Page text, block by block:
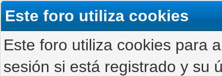
Este foro utiliza cookies
Este foro utiliza cookies para
sesión si está registrado y su